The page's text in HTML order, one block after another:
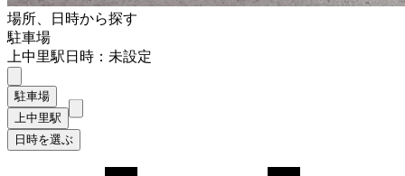
場所、日時から探す
駐車場
上中里駅日時：未設定
駐車場
上中里駅
日時を選ぶ